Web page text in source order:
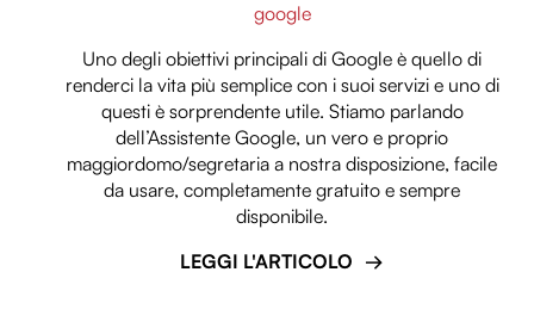
google
Uno degli obiettivi principali di Google è quello di
renderci la vita più semplice con i suoi servizi e uno di
questi è sorprendente utile. Stiamo parlando
dell’Assistente Google, un vero e proprio
maggiordomo/segretaria a nostra disposizione, facile
da usare, completamente gratuito e sempre
disponibile.
LEGGI L'ARTICOLO